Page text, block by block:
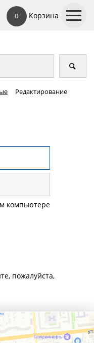
0 Корзина
Редактирование
компьютере
пожалуйста,